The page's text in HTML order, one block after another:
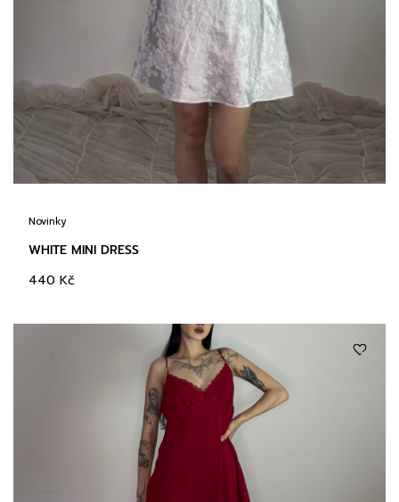
Novinky
WHITE MINI DRESS
440 Kč